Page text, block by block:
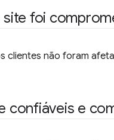
foi
não foram
confiáveis e